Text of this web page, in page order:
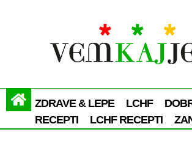
ZDRAVE & LEPE LCHF
RECEPTI
LCHF RECEPTI